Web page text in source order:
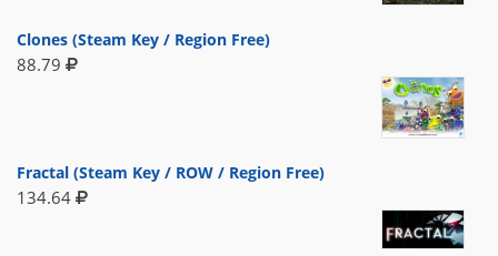
Clones (Steam Key / Region Free)
88.79
Fractal (Steam Key / ROW / Region Free)
134.64